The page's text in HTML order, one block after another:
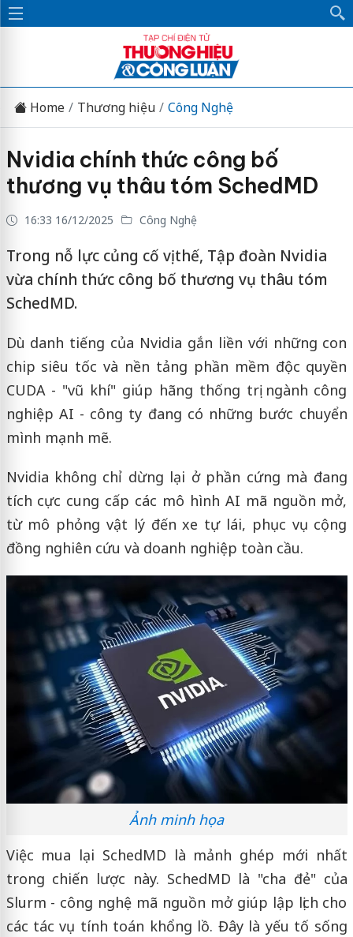
Home Thương hiệu Công Nghệ
Nvidia chính thức công bố
thương vụ thâu tóm SchedMD
16:33 16/12/2025 Công Nghệ
Trong nỗ lực củng cố vị thế, Tập đoàn Nvidia
vừa chính thức công bố thương vụ thâu tóm
SchedMD.
Dù danh tiếng của Nvidia gắn liền với những con
chip siêu tốc và nền tảng phần mềm độc quyền
CUDA - "vũ khí" giúp hãng thống trị ngành công
nghiệp AI - công ty đang có những bước chuyển
mình mạnh mẽ.
Nvidia không chỉ dừng lại ở phần cứng mà đang
tích cực cung cấp các mô hình AI mã nguồn mở,
từ mô phỏng vật lý đến xe tự lái, phục vụ cộng
đồng nghiên cứu và doanh nghiệp toàn cầu.
Ảnh minh họa
Việc mua lại SchedMD là mảnh ghép mới nhất
trong chiến lược này. SchedMD là "cha đẻ" của
Slurm - công nghệ mã nguồn mở giúp lập lịch cho
các tác vụ tính toán khổng lồ. Đây là yếu tố sống